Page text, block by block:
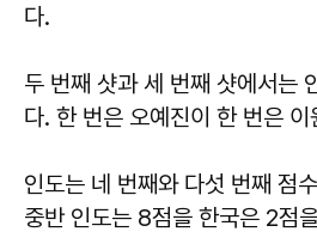
다.
두 번째 샷과 세 번째 샷에서는
다. 한 번은 오예진이 한 번은
인도는 네 번째와 다섯 번째 점
중반 인도는 8점을 한국은 2점